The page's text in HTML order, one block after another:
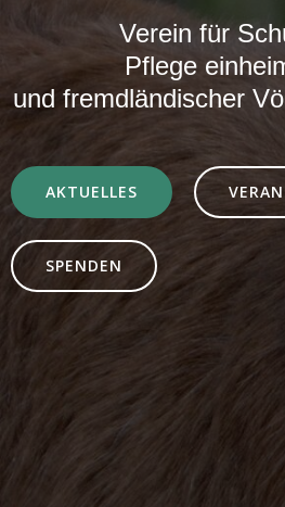
Verein für
Pflege
und fremdländischer
AKTUELLES
SPENDEN